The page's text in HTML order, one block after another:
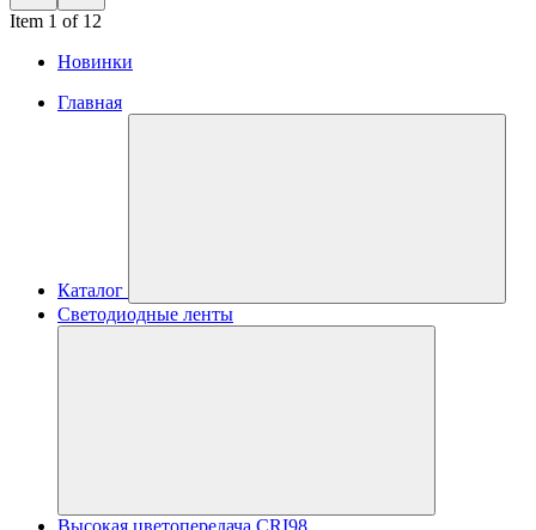
Item 1 of 12
Новинки
Главная
Каталог
Светодиодные ленты
Высокая цветопередача CRI98